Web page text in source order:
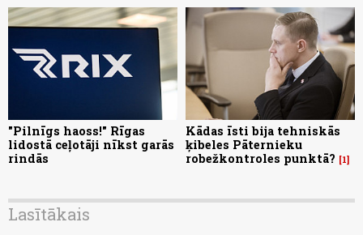
"Pilnīgs haoss!" Rīgas
lidostā ceļotāji nīkst garās
rindās
Kādas īsti bija tehniskās
ķibeles Pāternieku
robežkontroles punktā?
1
Lasītākais